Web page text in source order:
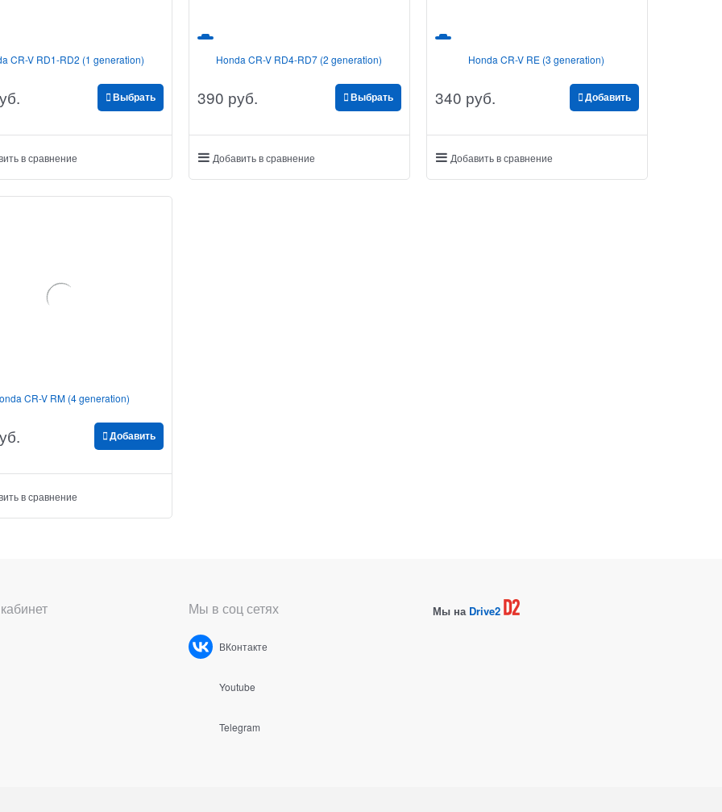
CR-V RD1-RD2 (1 generation)
Выбрать
в сравнение
Honda CR-V RD4-RD7 (2 generation)
390 руб. Выбрать
Добавить в сравнение
Honda CR-V RE (3 generation)
340 руб. Добавить
Добавить в сравнение
CR-V RM (4 generation)
Добавить
в сравнение
Мы в соц сетях
ВКонтакте
Youtube
Telegram
Мы на Drive2